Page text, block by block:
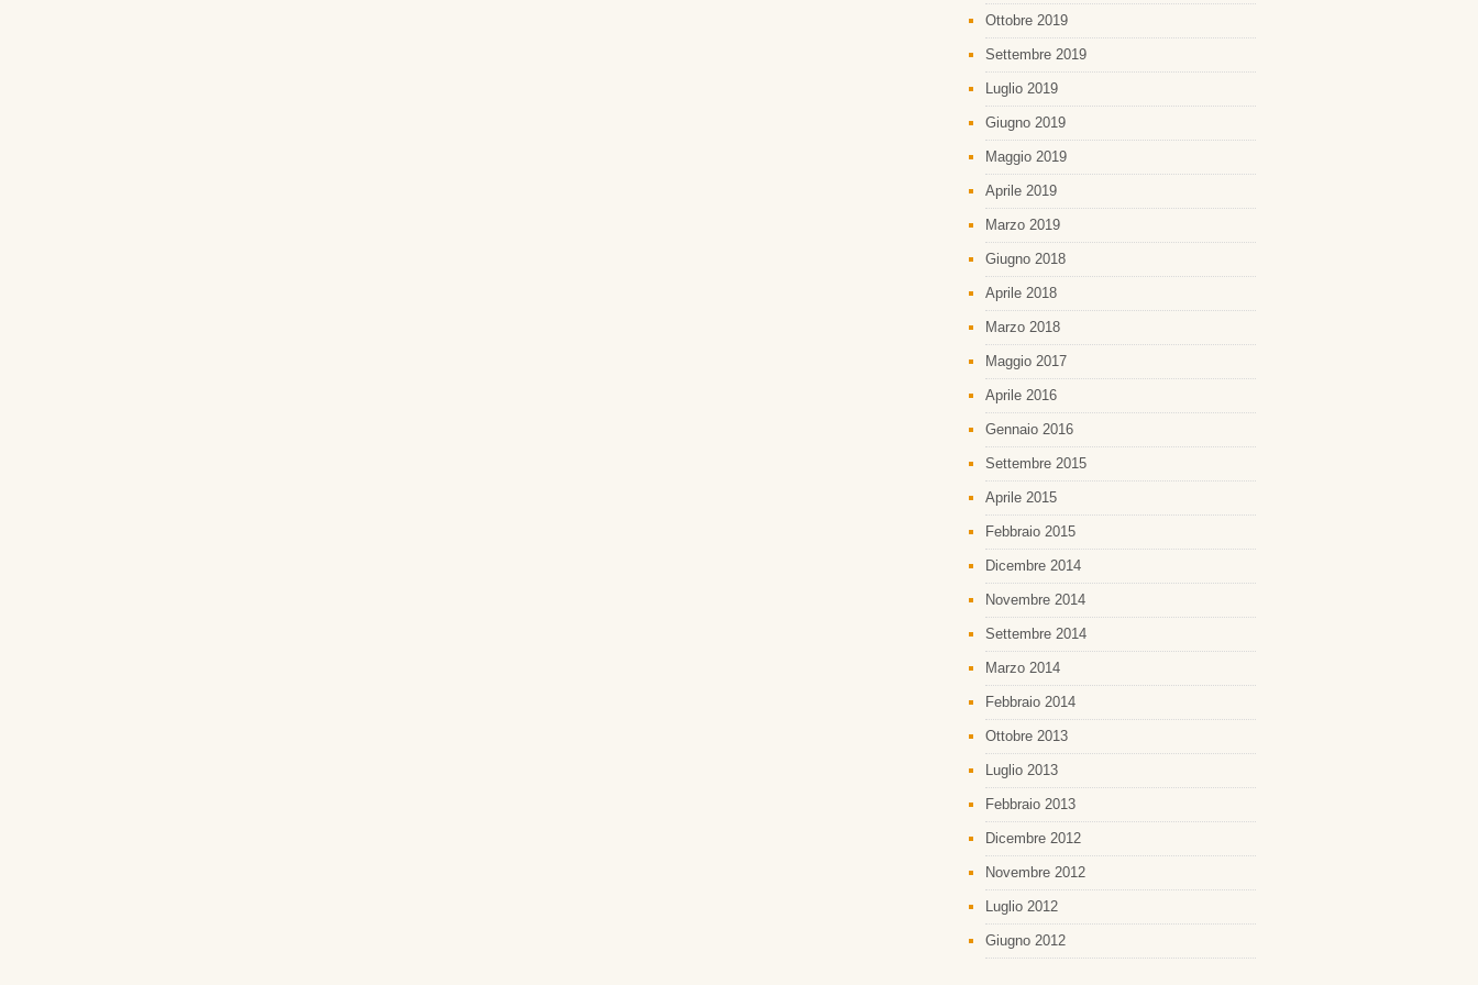
Ottobre 2019
Settembre 2019
Luglio 2019
Giugno 2019
Maggio 2019
Aprile 2019
Marzo 2019
Giugno 2018
Aprile 2018
Marzo 2018
Maggio 2017
Aprile 2016
Gennaio 2016
Settembre 2015
Aprile 2015
Febbraio 2015
Dicembre 2014
Novembre 2014
Settembre 2014
Marzo 2014
Febbraio 2014
Ottobre 2013
Luglio 2013
Febbraio 2013
Dicembre 2012
Novembre 2012
Luglio 2012
Giugno 2012